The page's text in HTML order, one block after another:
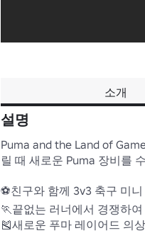
소개
설명
Puma and the Land of
릴 때 새로운 Puma 장비를
⚽친구와 함께 3v3 축구 미
🏃끝없는 러너에서 경쟁하
🎽새로운 푸마 레이어드 의